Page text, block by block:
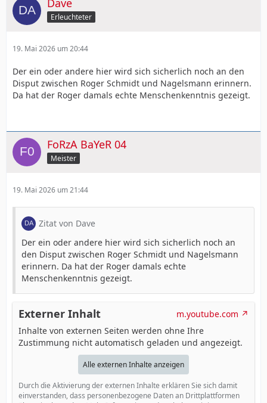
Erleuchteter
19. Mai 2026 um 20:44
Der ein oder andere hier wird sich sicherlich noch an den
Disput zwischen Roger Schmidt und Nagelsmann erinnern.
Da hat der Roger damals echte Menschenkenntnis gezeigt.
FoRzA BaYeR 04
Meister
19. Mai 2026 um 21:44
Zitat von Dave
Der ein oder andere hier wird sich sicherlich noch an
den Disput zwischen Roger Schmidt und Nagelsmann
erinnern. Da hat der Roger damals echte
Menschenkenntnis gezeigt.
Externer Inhalt
m.youtube.com
Inhalte von externen Seiten werden ohne Ihre
Zustimmung nicht automatisch geladen und angezeigt.
Alle externen Inhalte anzeigen
Durch die Aktivierung der externen Inhalte erklären Sie sich damit
einverstanden, dass personenbezogene Daten an Drittplattformen